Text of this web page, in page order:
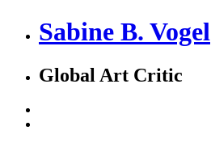
Sabine B. Vogel
Global Art Critic